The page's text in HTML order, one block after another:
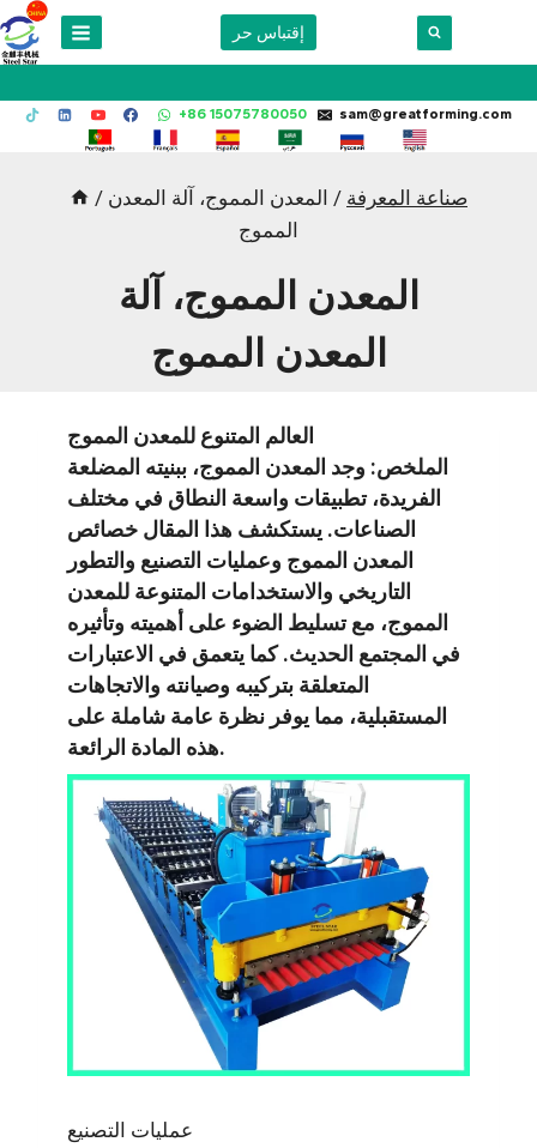
Skip
to
إقتباس حر
+86 15075780050 sam@greatforming.com
/ صناعة المعرفة / المعدن المموج، آلة المعدن
المموج
المعدن المموج، آلة
المعدن المموج
العالم المتنوع للمعدن المموج
الملخص: وجد المعدن المموج، ببنيته المضلعة
الفريدة، تطبيقات واسعة النطاق في مختلف
الصناعات. يستكشف هذا المقال خصائص
المعدن المموج وعمليات التصنيع والتطور
التاريخي والاستخدامات المتنوعة للمعدن
المموج، مع تسليط الضوء على أهميته وتأثيره
في المجتمع الحديث. كما يتعمق في الاعتبارات
المتعلقة بتركيبه وصيانته والاتجاهات
المستقبلية، مما يوفر نظرة عامة شاملة على
هذه المادة الرائعة.
عمليات التصنيع